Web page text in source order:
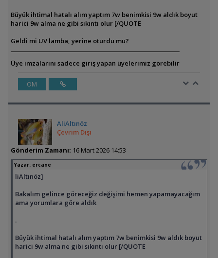
Büyük ihtimal hatalı alım yaptım 7w benimkisi 9w aldık boyut
harici 9w alma ne gibi sıkıntı olur [/QUOTE
Geldi mi UV lamba, yerine oturdu mu?
Üye imzalarını sadece giriş yapan üyelerimiz görebilir
ÖM
AliAltınöz
Çevrim Dışı
Gönderim Zamanı: 16 Mart 2026 14:53
Yazar: ercane
liAltınöz]
Bakalım gelince göreceğiz değişimi hemen yapamayacağım
ama yorumlara göre aldık
.
Büyük ihtimal hatalı alım yaptım 7w benimkisi 9w aldık boyut
harici 9w alma ne gibi sıkıntı olur [/QUOTE